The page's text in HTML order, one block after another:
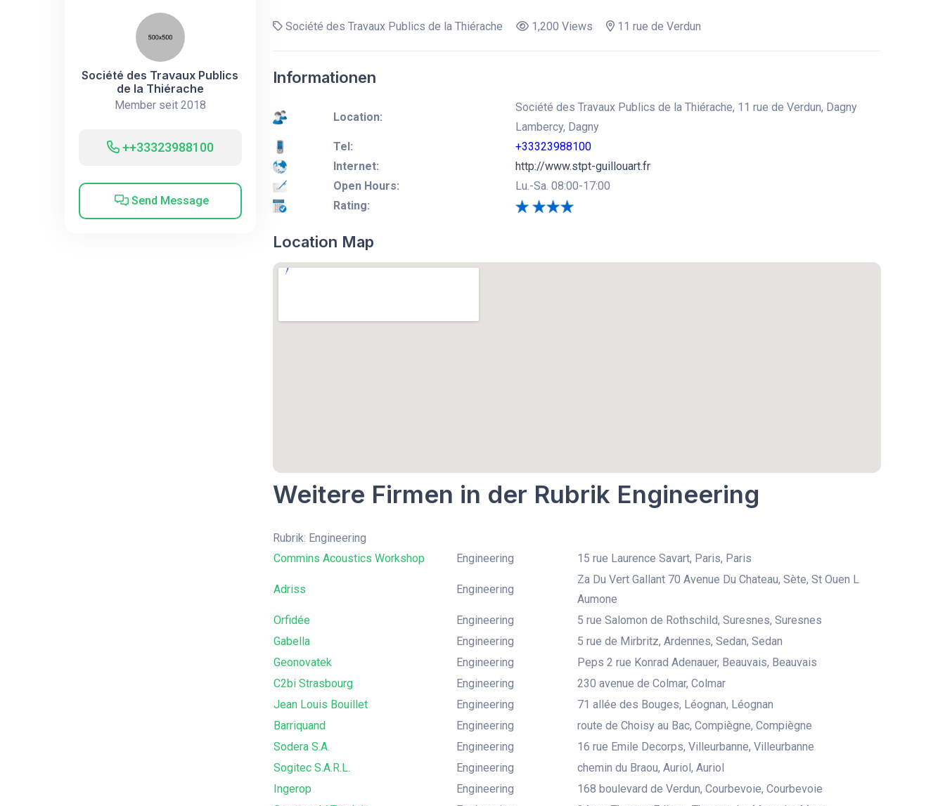
Société des Travaux Publics
de la Thiérache
Member seit 2018
++33323988100
Send Message
Société des Travaux Publics de la Thiérache 1,200 Views 11 rue de Verdun
Informationen
Location:
Société des Travaux Publics de la Thiérache, 11 rue de Verdun, Dagny
Lambercy, Dagny
Tel:
+33323988100
Internet:
http://www.stpt-guillouart.fr
Open Hours:
Lu.-Sa. 08:00-17:00
Rating:
Location Map
Weitere Firmen in der Rubrik Engineering
Rubrik: Engineering
Commins Acoustics Workshop
Engineering 15 rue Laurence Savart, Paris, Paris
Adriss Engineering
Za Du Vert Gallant 70 Avenue Du Chateau, Sète, St Ouen L
Aumone
Orfidée
Engineering
5 rue Salomon de Rothschild, Suresnes, Suresnes
Gabella
Engineering
5 rue de Mirbritz, Ardennes, Sedan, Sedan
Geonovatek
Engineering
Peps 2 rue Konrad Adenauer, Beauvais, Beauvais
C2bi Strasbourg
Engineering
230 avenue de Colmar, Colmar
Jean Louis Bouillet
Engineering
71 allée des Bouges, Léognan, Léognan
Barriquand
Engineering
route de Choisy au Bac, Compiègne, Compiègne
Sodera S.A.
Engineering
16 rue Emile Decorps, Villeurbanne, Villeurbanne
Sogitec S.A.R.L.
Engineering
chemin du Braou, Auriol, Auriol
Ingerop
Engineering
168 boulevard de Verdun, Courbevoie, Courbevoie